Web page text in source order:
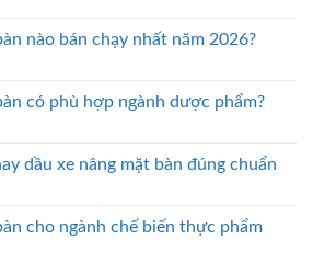
nào bán chạy nhất năm 2026?
có phù hợp ngành dược phẩm?
dầu xe nâng mặt bàn đúng chuẩn
cho ngành chế biến thực phẩm